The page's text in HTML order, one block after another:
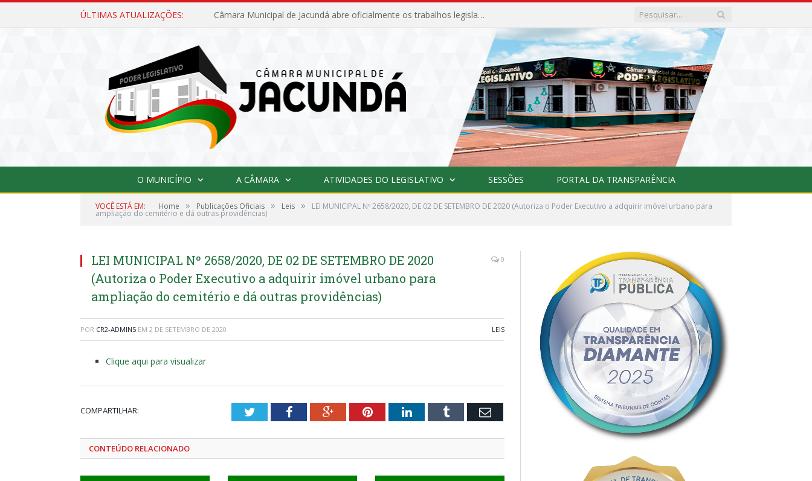
ÚLTIMAS ATUALIZAÇÕES: Câmara Municipal de Jacundá abre oficialmente os trabalhos legislativos de 2026
O MUNICÍPIO A CÂMARA ATIVIDADES DO LEGISLATIVO SESSÕES PORTAL DA TRANSPARÊNCIA
VOCÊ ESTÁ EM: Home » Publicações Oficiais » Leis » LEI MUNICIPAL Nº 2658/2020, DE 02 DE SETEMBRO DE 2020 (Autoriza o Poder Executivo a adquirir imóvel urbano para
ampliação do cemitério e dá outras providências)
LEI MUNICIPAL Nº 2658/2020, DE 02 DE SETEMBRO DE 2020
(Autoriza o Poder Executivo a adquirir imóvel urbano para
ampliação do cemitério e dá outras providências)
0
POR CR2-ADMIN5 EM 2 DE SETEMBRO DE 2020 LEIS
Clique aqui para visualizar
COMPARTILHAR: TwitterFacebookGoogle+PinterestLinkedInTumblr Email
CONTEÚDO RELACIONADO